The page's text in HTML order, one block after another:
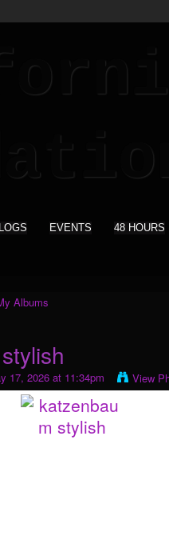
EVENTS 48 HOURS
Albums
17, 2026 at 11:34pm View